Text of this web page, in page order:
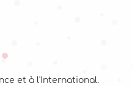
et à l'International.